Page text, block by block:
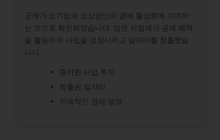
공제가 소기업과 소상공인의 경제 활성화에 기여하
는 것으로 확인되었습니다. 많은 사업체가 공제 혜택
을 활용하여 사업을 성장시키고 일자리를 창출했습
니다.
증가한 사업 투자
창출된 일자리
지속적인 경제 성장